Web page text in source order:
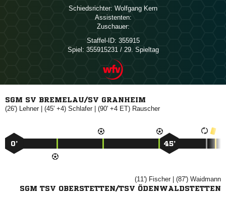
Schiedsrichter:  
Assistenten:
Zuschauer:
Staffel-ID: 355915
Spiel: 355915231 / 29. Spieltag
SGM SV BREMELAU/SV GRANHEIM
(26') | (45' +4) | (90' +4 ET) 
0’ 45’
(11') | (87') 
SGM TSV OBERSTETTEN/TSV ÖDENWALDSTETTEN